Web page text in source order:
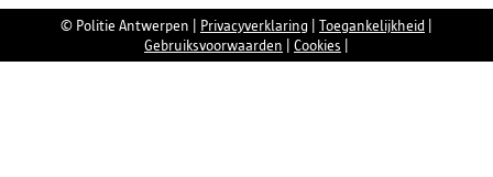
© Politie Antwerpen Privacyverklaring Toegankelijkheid
Gebruiksvoorwaarden
Cookies